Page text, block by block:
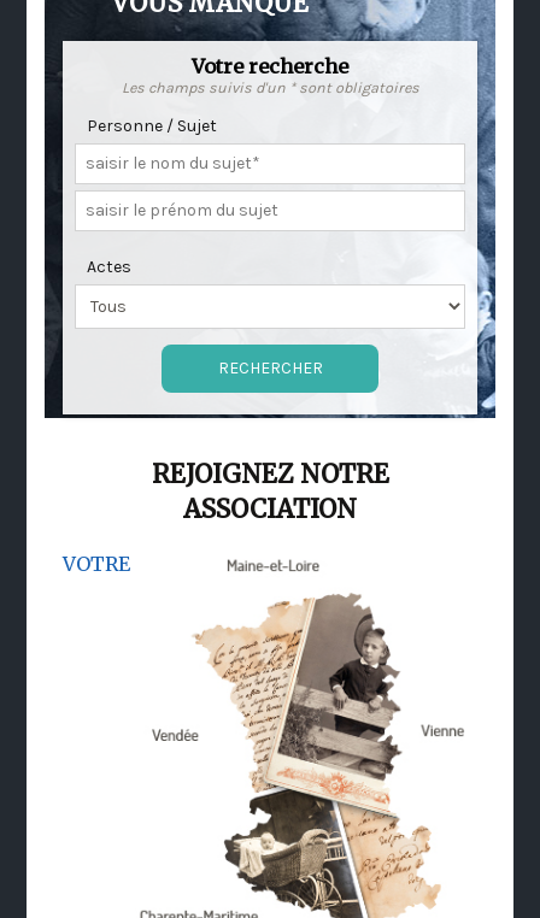
Votre recherche
Les champs suivis d'un * sont obligatoires
Personne / Sujet
Actes
REJOIGNEZ NOTRE
ASSOCIATION
VOTRE